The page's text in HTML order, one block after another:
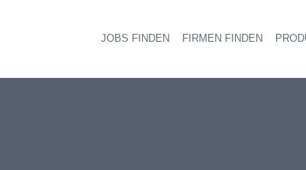
JOBS FINDEN FIRMEN FINDEN